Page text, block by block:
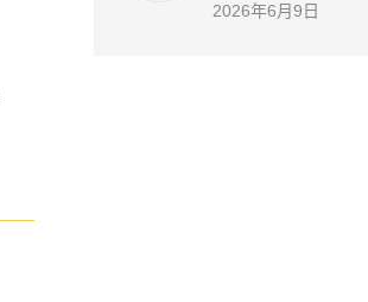
2026年6月9日